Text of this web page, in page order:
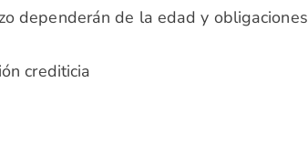
dependerán de la edad y obligaciones
crediticia